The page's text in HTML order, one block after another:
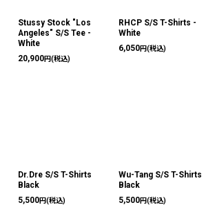
Stussy Stock "Los
Angeles" S/S Tee -
White
20,900円(税込)
RHCP S/S T-Shirts -
White
6,050円(税込)
Dr.Dre S/S T-Shirts
Black
5,500円(税込)
Wu-Tang S/S T-Shirts
Black
5,500円(税込)